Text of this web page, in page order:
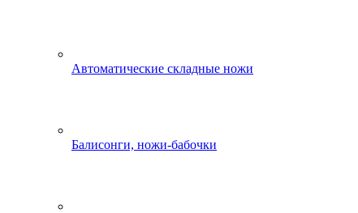
Автоматические складные ножи
Балисонги, ножи-бабочки